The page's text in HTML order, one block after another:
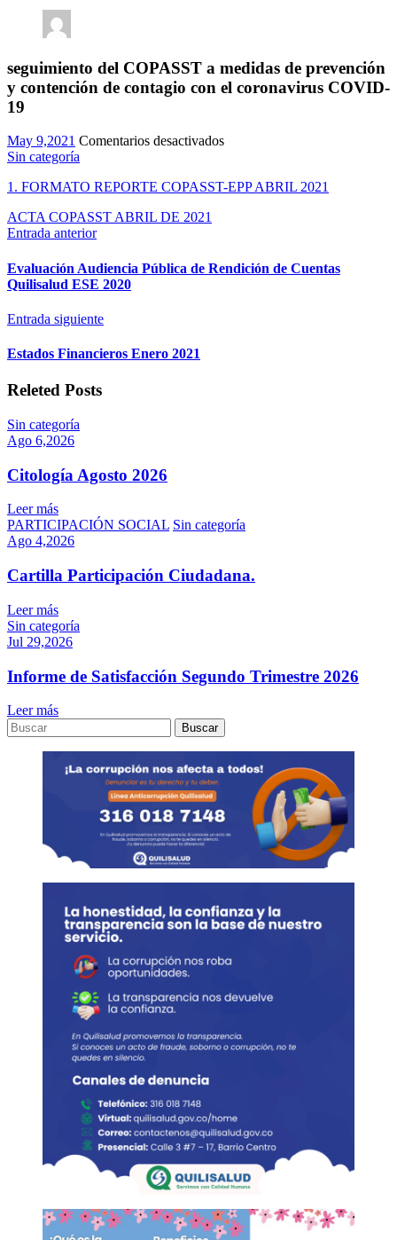
seguimiento del COPASST a medidas de prevención
y contención de contagio con el coronavirus COVID-
19
May 9,2021 Comentarios desactivadosen
COPASST
y
Sin categoría
1. FORMATO REPORTE COPASST-EPP ABRIL 2021
ACTA COPASST ABRIL DE 2021
Entrada anterior
Evaluación Audiencia Pública de Rendición de Cuentas
Quilisalud ESE 2020
Entrada siguiente
Estados Financieros Enero 2021
Releted Posts
Sin categoría
Ago 6,2026
Citología Agosto 2026
Leer más
PARTICIPACIÓN SOCIAL Sin categoría
Ago 4,2026
Cartilla Participación Ciudadana.
Leer más
Sin categoría
Jul 29,2026
Informe de Satisfacción Segundo Trimestre 2026
Leer más